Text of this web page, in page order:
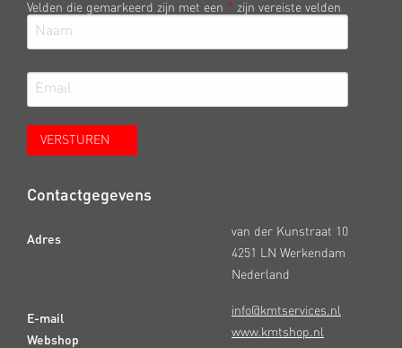
Velden die gemarkeerd zijn met een * zijn vereiste velden
Contactgegevens
Adres
E-mail
Webshop
van der Kunstraat 10
4251 LN Werkendam
Nederland
info@kmtservices.nl
www.kmtshop.nl